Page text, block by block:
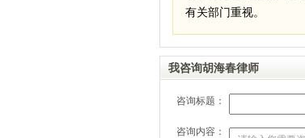
有关部门重视。
我咨询胡海春律师
咨询标题：
咨询内容：